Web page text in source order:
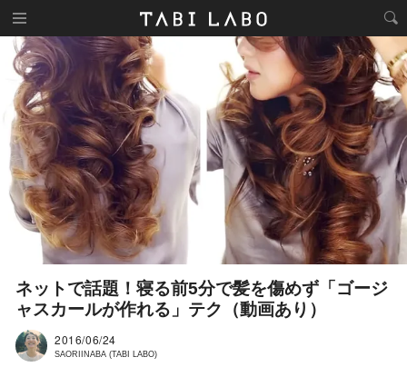
ネットで話題！寝る前5分で髪を傷めず「ゴージ
ャスカールが作れる」テク（動画あり）
2016/06/24
SAORIINABA (TABI LABO)